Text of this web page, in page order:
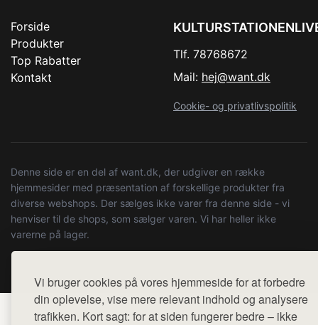
Vi bruger cookies på vores hjemmeside for at forbedre
din oplevelse, vise mere relevant indhold og analysere
trafikken. Kort sagt: for at siden fungerer bedre – ikke
Forside
Produkter
Top Rabatter
Kontakt
Tlf. 78768672
Mail: hej@want.dk
Cookie- og privatlivspolitik
Denne side er en del af want.dk, der udgiver en række
hjemmesider med præsentation af forskellige produkter fra
diverse webshops. Der sælges ikke varer fra denne side - vi
henviser til de shops, som sælger varen. Vi har heller ikke
varerne på lager.